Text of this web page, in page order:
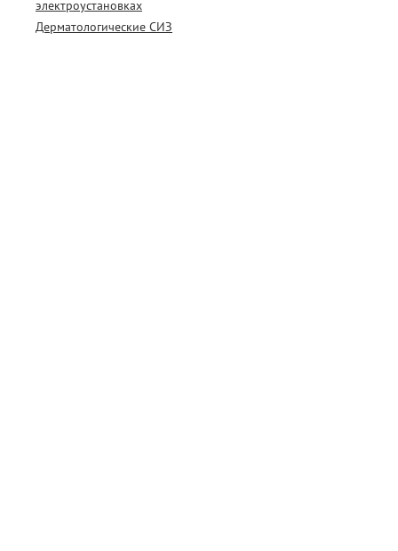
электроустановках
Дерматологические СИЗ